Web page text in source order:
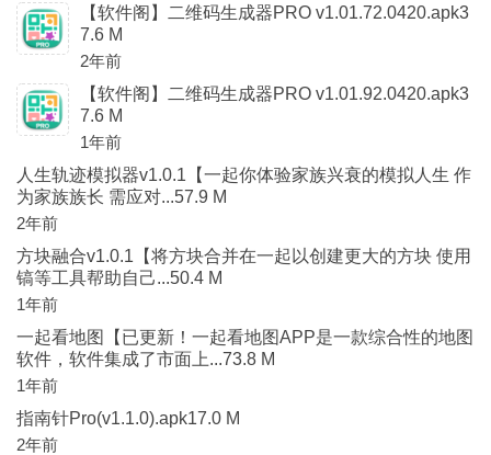
【软件阁】二维码生成器PRO v1.01.72.0420.apk3
7.6 M
2年前
【软件阁】二维码生成器PRO v1.01.92.0420.apk3
7.6 M
1年前
人生轨迹模拟器v1.0.1【一起你体验家族兴衰的模拟人生 作
为家族族长 需应对...57.9 M
2年前
方块融合v1.0.1【将方块合并在一起以创建更大的方块 使用
镐等工具帮助自己...50.4 M
1年前
一起看地图【已更新！一起看地图APP是一款综合性的地图
软件，软件集成了市面上...73.8 M
1年前
指南针Pro(v1.1.0).apk17.0 M
2年前